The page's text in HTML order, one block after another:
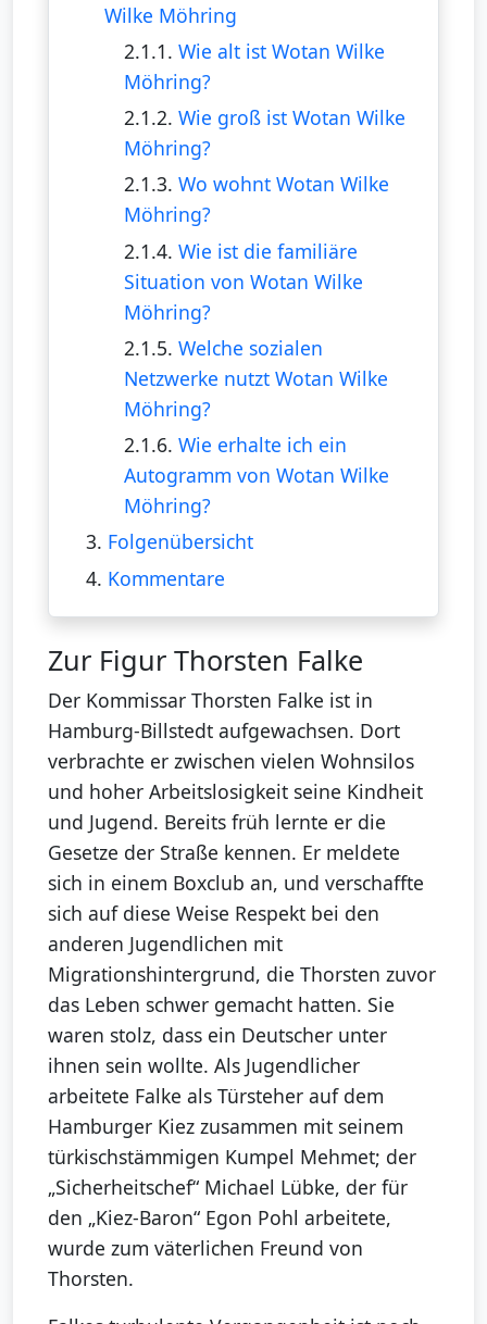
Wilke Möhring
2.1.1. Wie alt ist Wotan Wilke
Möhring?
2.1.2. Wie groß ist Wotan Wilke
Möhring?
2.1.3. Wo wohnt Wotan Wilke
Möhring?
2.1.4. Wie ist die familiäre
Situation von Wotan Wilke
Möhring?
2.1.5. Welche sozialen
Netzwerke nutzt Wotan Wilke
Möhring?
2.1.6. Wie erhalte ich ein
Autogramm von Wotan Wilke
Möhring?
3. Folgenübersicht
4. Kommentare
Zur Figur Thorsten Falke
Der Kommissar Thorsten Falke ist in
Hamburg-Billstedt aufgewachsen. Dort
verbrachte er zwischen vielen Wohnsilos
und hoher Arbeitslosigkeit seine Kindheit
und Jugend. Bereits früh lernte er die
Gesetze der Straße kennen. Er meldete
sich in einem Boxclub an, und verschaffte
sich auf diese Weise Respekt bei den
anderen Jugendlichen mit
Migrationshintergrund, die Thorsten zuvor
das Leben schwer gemacht hatten. Sie
waren stolz, dass ein Deutscher unter
ihnen sein wollte. Als Jugendlicher
arbeitete Falke als Türsteher auf dem
Hamburger Kiez zusammen mit seinem
türkischstämmigen Kumpel Mehmet; der
„Sicherheitschef“ Michael Lübke, der für
den „Kiez-Baron“ Egon Pohl arbeitete,
wurde zum väterlichen Freund von
Thorsten.